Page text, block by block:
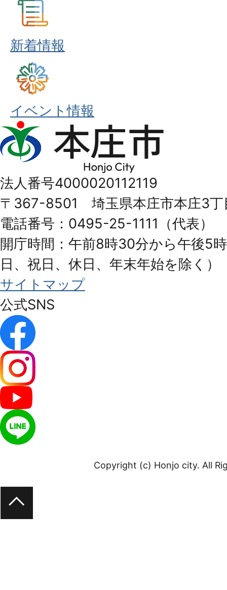
新着情報
イベント情報
本
庄
Honjo
City
法人番号4000020112119
〒367-8501 埼玉県本庄市本庄3丁
電話番号：0495-25-1111（代表）
開庁時間：午前8時30分から午後5
日、祝日、休日、年末年始を除く）
サイトマップ
公式SNS
Copyright (c) Honjo city. All